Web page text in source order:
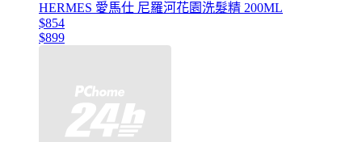
HERMES 愛馬仕 尼羅河花園洗髮精 200ML
$854
$899